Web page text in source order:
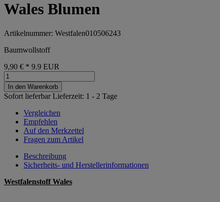
Wales Blumen
Artikelnummer: Westfalen010506243
Baumwollstoff
9,90 € * 9.9 EUR
In den Warenkorb
Sofort lieferbarLieferzeit: 1 - 2 Tage
Vergleichen
Empfehlen
Auf den Merkzettel
Fragen zum Artikel
Beschreibung
Sicherheits- und Herstellerinformationen
Westfalenstoff Wales